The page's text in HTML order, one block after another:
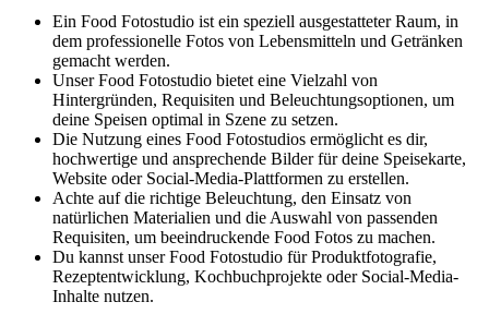
Ein Food Fotostudio ist ein speziell ausgestatteter Raum, in
dem professionelle Fotos von Lebensmitteln und Getränken
gemacht werden.
Unser Food Fotostudio bietet eine Vielzahl von
Hintergründen, Requisiten und Beleuchtungsoptionen, um
deine Speisen optimal in Szene zu setzen.
Die Nutzung eines Food Fotostudios ermöglicht es dir,
hochwertige und ansprechende Bilder für deine Speisekarte,
Website oder Social-Media-Plattformen zu erstellen.
Achte auf die richtige Beleuchtung, den Einsatz von
natürlichen Materialien und die Auswahl von passenden
Requisiten, um beeindruckende Food Fotos zu machen.
Du kannst unser Food Fotostudio für Produktfotografie,
Rezeptentwicklung, Kochbuchprojekte oder Social-Media-
Inhalte nutzen.